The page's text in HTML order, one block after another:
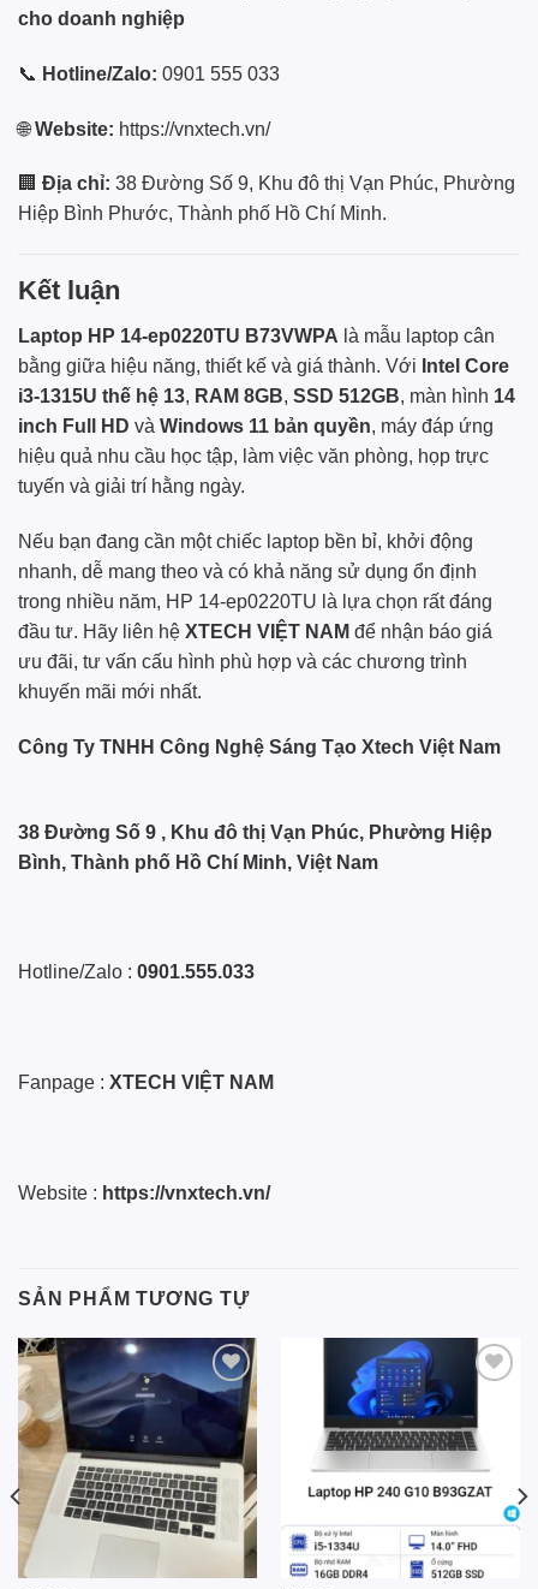
cho doanh nghiệp
📞 Hotline/Zalo: 0901 555 033
🌐Website: https://vnxtech.vn/
🏢 Địa chỉ: 38 Đường Số 9, Khu đô thị Vạn Phúc, Phường
Hiệp Bình Phước, Thành phố Hồ Chí Minh.
Kết luận
Laptop HP 14-ep0220TU B73VWPA là mẫu laptop cân
bằng giữa hiệu năng, thiết kế và giá thành. Với Intel Core
i3-1315U thế hệ 13, RAM 8GB, SSD 512GB, màn hình 14
inch Full HD và Windows 11 bản quyền, máy đáp ứng
hiệu quả nhu cầu học tập, làm việc văn phòng, họp trực
tuyến và giải trí hằng ngày.
Nếu bạn đang cần một chiếc laptop bền bỉ, khởi động
nhanh, dễ mang theo và có khả năng sử dụng ổn định
trong nhiều năm, HP 14-ep0220TU là lựa chọn rất đáng
đầu tư. Hãy liên hệ XTECH VIỆT NAM để nhận báo giá
ưu đãi, tư vấn cấu hình phù hợp và các chương trình
khuyến mãi mới nhất.
Công Ty TNHH Công Nghệ Sáng Tạo Xtech Việt Nam
38 Đường Số 9 , Khu đô thị Vạn Phúc, Phường Hiệp
Bình, Thành phố Hồ Chí Minh, Việt Nam
Hotline/Zalo : 0901.555.033
Fanpage : XTECH VIỆT NAM
Website : https://vnxtech.vn/
SẢN PHẨM TƯƠNG TỰ
Add to
wishlist
wishlist